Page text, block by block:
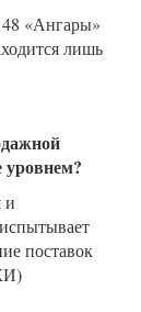
«Ангары»
лишь
и
поставок